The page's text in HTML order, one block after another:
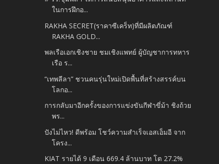
ในการฝึกอ...
RAKHA SECRET(ราคาซีเคร็ท)ที่มีผลิตภัณฑ์
RAKHA GOLD...
พลเรือเอกเชิงชาย ชมเชิงแพทย์ ผู้บัญชาการทหาร
เรือ ร...
“เทพลีลา” ชวนคนรุ่นใหม่เปิดพื้นที่สร้างสรรค์บน
โลกอ...
การกลับมาอีกครั้งของการแข่งขันกีฬาขี่ม้า ชิงถ้วย
พร...
ปังไม่ไหว! ดีพร้อม โชว์ความสำเร็จเอสเอ็มอี จาก
โครง...
KIAT รายได้ 9 เดือน 669.4 ล้านบาท โต 27.2%